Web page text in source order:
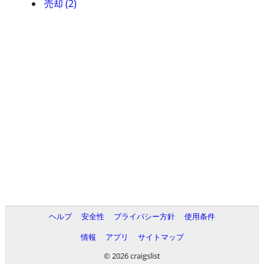
売却 (2)
ヘルプ 安全性 プライバシー方針
使用条件
情報
アプリ
サイトマップ
© 2026 craigslist